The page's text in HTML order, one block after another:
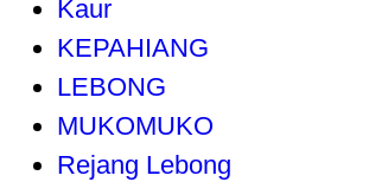
Kaur
KEPAHIANG
LEBONG
MUKOMUKO
Rejang Lebong